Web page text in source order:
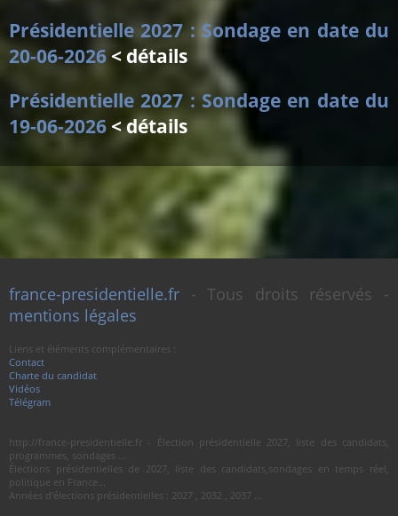
Présidentielle 2027 : Sondage en date du
20-06-2026 < détails
Présidentielle 2027 : Sondage en date du
19-06-2026< détails
france-presidentielle.fr - Tous droits réservés -
mentions légales
Liens et éléments complémentaires :
Contact
Charte du candidat
Vidéos
Télégram
http://france-presidentielle.fr - Élection présidentielle 2027, liste des candidats,
programmes, sondages ...
Élections présidentielles de 2027, liste des candidats,sondages en temps réel,
politique en France...
Années d'élections présidentielles : 2027 , 2032 , 2037 ...